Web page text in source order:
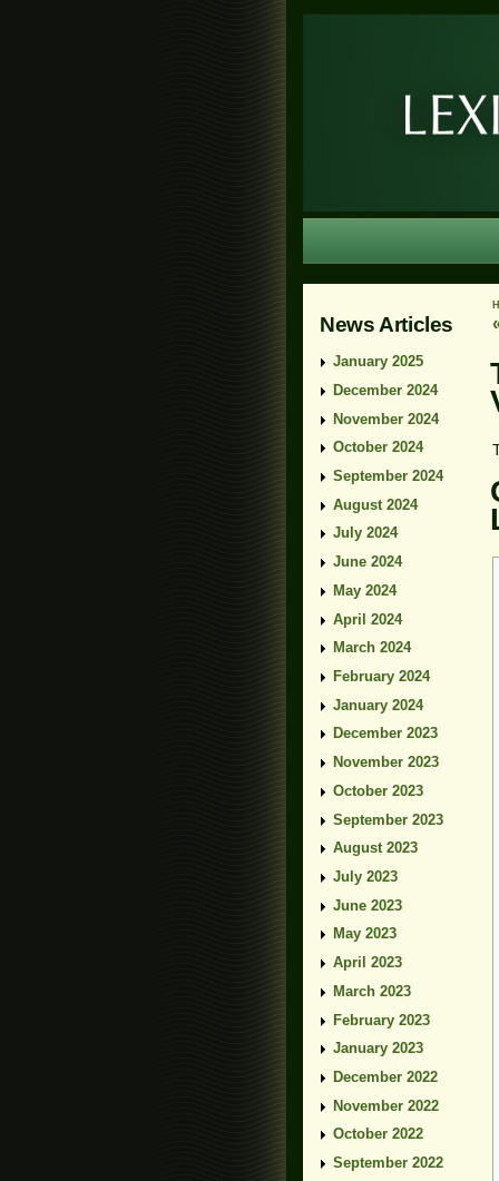
News Articles
January 2025
December 2024
November 2024
October 2024
September 2024
August 2024
July 2024
June 2024
May 2024
April 2024
March 2024
February 2024
January 2024
December 2023
November 2023
October 2023
September 2023
August 2023
July 2023
June 2023
May 2023
April 2023
March 2023
February 2023
January 2023
December 2022
November 2022
October 2022
September 2022